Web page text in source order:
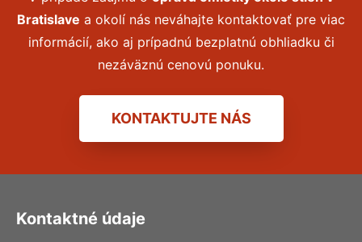
Bratislave a okolí nás neváhajte kontaktovať pre viac
informácií, ako aj prípadnú bezplatnú obhliadku či
nezáväznú cenovú ponuku.
KONTAKTUJTE NÁS
Kontaktné údaje